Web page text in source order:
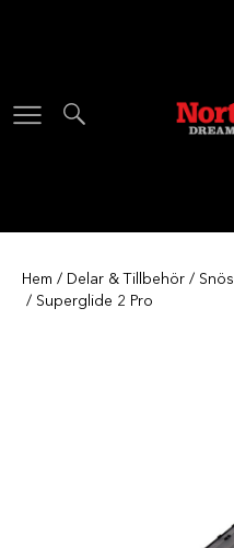
Hem / Delar & Tillbehör /
/ Superglide 2 Pro